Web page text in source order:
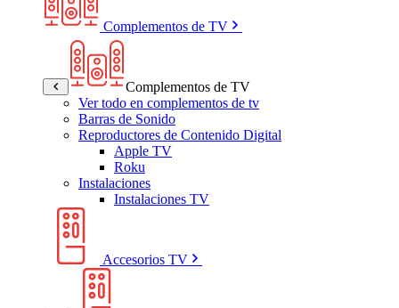
Complementos de TV
Complementos de TV
Ver todo en complementos de tv
Barras de Sonido
Reproductores de Contenido Digital
Apple TV
Roku
Instalaciones
Instalaciones TV
Accesorios TV